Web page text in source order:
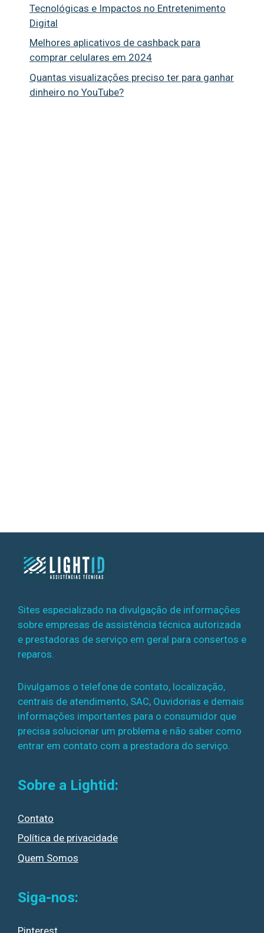
Tecnológicas e Impactos no Entretenimento
Digital
Melhores aplicativos de cashback para
comprar celulares em 2024
Quantas visualizações preciso ter para ganhar
dinheiro no YouTube?
Sites especializado na divulgação de informações
sobre empresas de assistência técnica autorizada
e prestadoras de serviço em geral para consertos e
reparos.
Divulgamos o telefone de contato, localização,
centrais de atendimento, SAC, Ouvidorias e demais
informações importantes para o consumidor que
precisa solucionar um problema e não saber como
entrar em contato com a prestadora do serviço.
Sobre a Lightid:
Contato
Política de privacidade
Quem Somos
Siga-nos:
Pinterest